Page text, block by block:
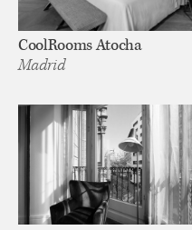
CoolRooms Atocha
Madrid